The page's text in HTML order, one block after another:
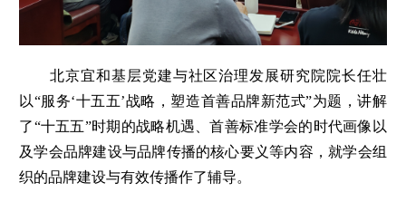
北京宜和基层党建与社区治理发展研究院院长任壮
以“服务‘十五五’战略，塑造首善品牌新范式”为题，讲解
了“十五五”时期的战略机遇、首善标准学会的时代画像以
及学会品牌建设与品牌传播的核心要义等内容，就学会组
织的品牌建设与有效传播作了辅导。